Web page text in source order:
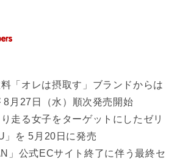
「オレは摂取す」ブランドからは
8月27日（水）順次発売開始
走る女子をターゲットにしたゼリ
」を 5月20日に発売
」公式ECサイト終了に伴う最終セ